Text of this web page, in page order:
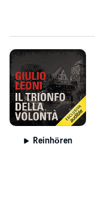
Reinhören